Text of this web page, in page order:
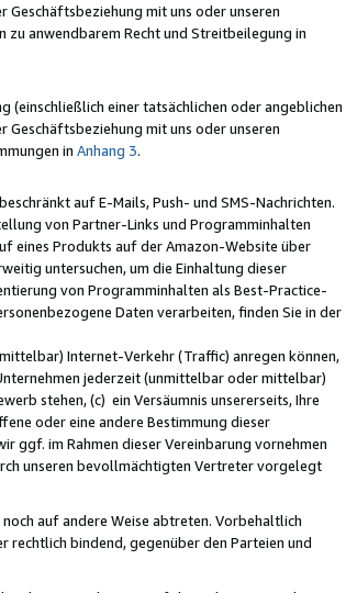
mit uns oder unseren
anwendbarem Recht und Streitbeilegung in
(einschließlich einer tatsächlichen oder angeblichen
mit uns oder unseren
in Anhang 3.
auf E-Mails, Push- und SMS-Nachrichten.
von Partner-Links und Programminhalten
eines Produkts auf der Amazon-Website über
untersuchen, um die Einhaltung dieser
von Programminhalten als Best-Practice-
Daten verarbeiten, finden Sie in der
Internet-Verkehr (Traffic) anregen können,
jederzeit (unmittelbar oder mittelbar)
stehen, (c) ein Versäumnis unsererseits, Ihre
oder eine andere Bestimmung dieser
ggf. im Rahmen dieser Vereinbarung vornehmen
unseren bevollmächtigten Vertreter vorgelegt
auf andere Weise abtreten. Vorbehaltlich
rechtlich bindend, gegenüber den Parteien und